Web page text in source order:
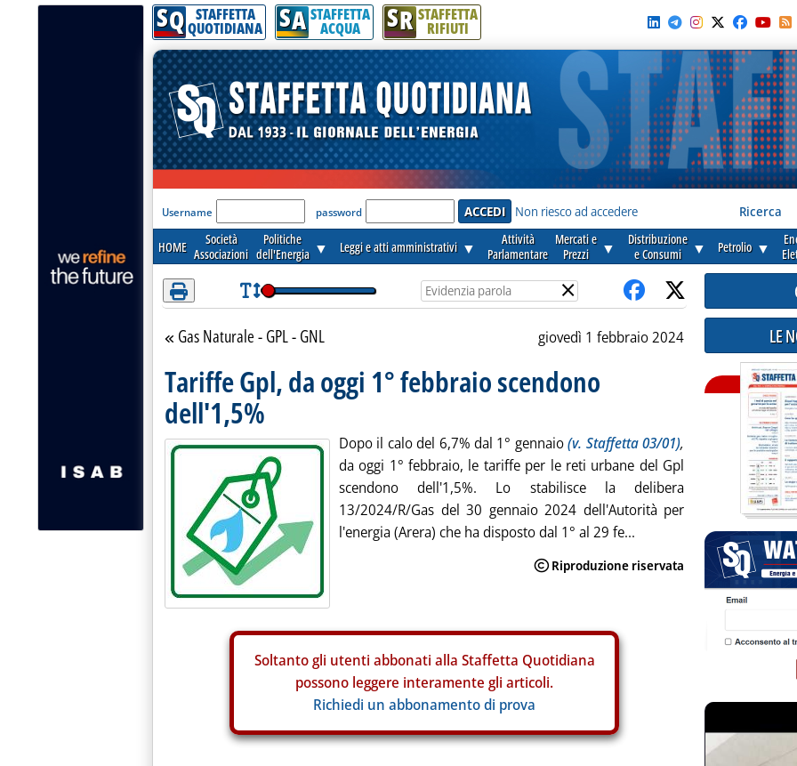
Attenzione! Esegui l'accesso per lèggere interamente la notizia.
SQ STAFFETTA
QUOTIDIANA SA STAFFETTA
ACQUA SR STAFFETTA
RIFIUTI
'Modulo Login per accedere'
Username password Non riesco ad accedere Ricerca
HOME
Società
Associazioni
Politiche
dell'Energia ▼ Leggi e atti amministrativi ▼
Attività
Parlamentare
Mercati e
Prezzi
▼
Distribuzione
e Consumi
▼ Petrolio ▼
×
Torna alla sezione
Gas Naturale - GPL - GNL giovedì 1 febbraio 2024
Tariffe Gpl, da oggi 1° febbraio scendono
dell'1,5%
Dopo il calo del 6,7% dal 1° gennaio(v. Staffetta 03/01),
da oggi 1° febbraio, le tariffe per le reti urbane del Gpl
scendono dell'1,5%. Lo stabilisce la delibera
13/2024/R/Gas del 30 gennaio 2024 dell'Autorità per
l'energia (Arera) che ha disposto dal 1° al 29 fe...
Soltanto gli utenti abbonati alla Staffetta Quotidiana
possono leggere interamente gli articoli.
Richiedi un abbonamento di prova
LE